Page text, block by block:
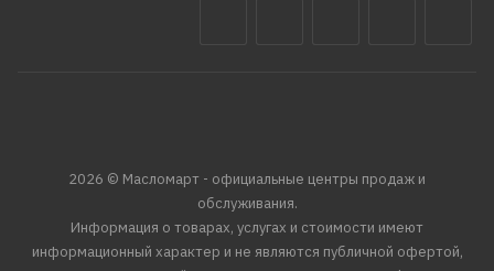
2026 © Масломарт - официальные центры продаж и
обслуживания.
Информация о товарах, услугах и стоимости имеют
информационный характер и не являются публичной офертой,